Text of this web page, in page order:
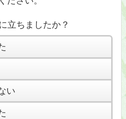
立ちましたか？
い